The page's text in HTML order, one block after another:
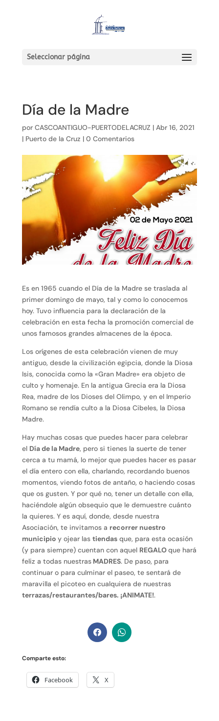
Seleccionar página
Día de la Madre
por CASCOANTIGUO-PUERTODELACRUZ | Abr 16, 2021
| Puerto de la Cruz | 0 Comentarios
Es en 1965 cuando el Día de la Madre se traslada al
primer domingo de mayo, tal y como lo conocemos
hoy. Tuvo influencia para la declaración de la
celebración en esta fecha la promoción comercial de
unos famosos grandes almacenes de la época.
Los orígenes de esta celebración vienen de muy
antiguo, desde la civilización egipcia, donde la Diosa
Isis, conocida como la «Gran Madre» era objeto de
culto y homenaje. En la antigua Grecia era la Diosa
Rea, madre de los Dioses del Olimpo, y en el Imperio
Romano se rendía culto a la Diosa Cibeles, la Diosa
Madre.
Hay muchas cosas que puedes hacer para celebrar
el Día de la Madre, pero si tienes la suerte de tener
cerca a tu mamá, lo mejor que puedes hacer es pasar
el día entero con ella, charlando, recordando buenos
momentos, viendo fotos de antaño, o haciendo cosas
que os gusten. Y por qué no, tener un detalle con ella,
haciéndole algún obsequio que le demuestre cuánto
la quieres. Y es aquí, donde, desde nuestra
Asociación, te invitamos a recorrer nuestro
municipio y ojear las tiendasque, para esta ocasión
(y para siempre) cuentan con aquel REGALOque hará
feliz a todas nuestrasMADRES. De paso, para
continuar o para culminar el paseo, te sentará de
maravilla el picoteo en cualquiera de nuestras
terrazas/restaurantes/bares. ¡ANIMATE!.
Comparte esto:
Facebook X